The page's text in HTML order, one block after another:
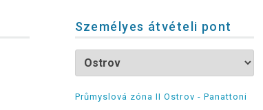
Személyes átvételi pont
Průmyslová zóna II Ostrov - Panattoni